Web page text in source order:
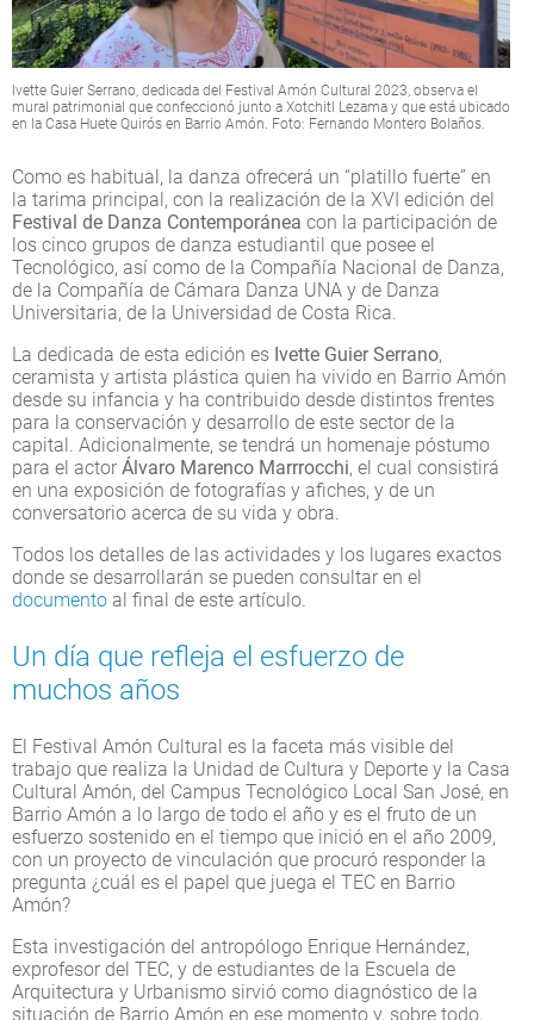
Ivette Guier Serrano, dedicada del Festival Amón Cultural 2023, observa el
mural patrimonial que confeccionó junto a Xotchitl Lezama y que está ubicado
en la Casa Huete Quirós en Barrio Amón. Foto: Fernando Montero Bolaños.
Como es habitual, la danza ofrecerá un “platillo fuerte” en
la tarima principal, con la realización de la XVI edición del
Festival de Danza Contemporánea con la participación de
los cinco grupos de danza estudiantil que posee el
Tecnológico, así como de la Compañía Nacional de Danza,
de la Compañía de Cámara Danza UNA y de Danza
Universitaria, de la Universidad de Costa Rica.
La dedicada de esta edición es Ivette Guier Serrano,
ceramista y artista plástica quien ha vivido en Barrio Amón
desde su infancia y ha contribuido desde distintos frentes
para la conservación y desarrollo de este sector de la
capital. Adicionalmente, se tendrá un homenaje póstumo
para el actor Álvaro Marenco Marrrocchi, el cual consistirá
en una exposición de fotografías y afiches, y de un
conversatorio acerca de su vida y obra.
Todos los detalles de las actividades y los lugares exactos
donde se desarrollarán se pueden consultar en el
documento al final de este artículo.
Un día que refleja el esfuerzo de
muchos años
El Festival Amón Cultural es la faceta más visible del
trabajo que realiza la Unidad de Cultura y Deporte y la Casa
Cultural Amón, del Campus Tecnológico Local San José, en
Barrio Amón a lo largo de todo el año y es el fruto de un
esfuerzo sostenido en el tiempo que inició en el año 2009,
con un proyecto de vinculación que procuró responder la
pregunta ¿cuál es el papel que juega el TEC en Barrio
Amón?
Esta investigación del antropólogo Enrique Hernández,
exprofesor del TEC, y de estudiantes de la Escuela de
Arquitectura y Urbanismo sirvió como diagnóstico de la
situación de Barrio Amón en ese momento y, sobre todo,